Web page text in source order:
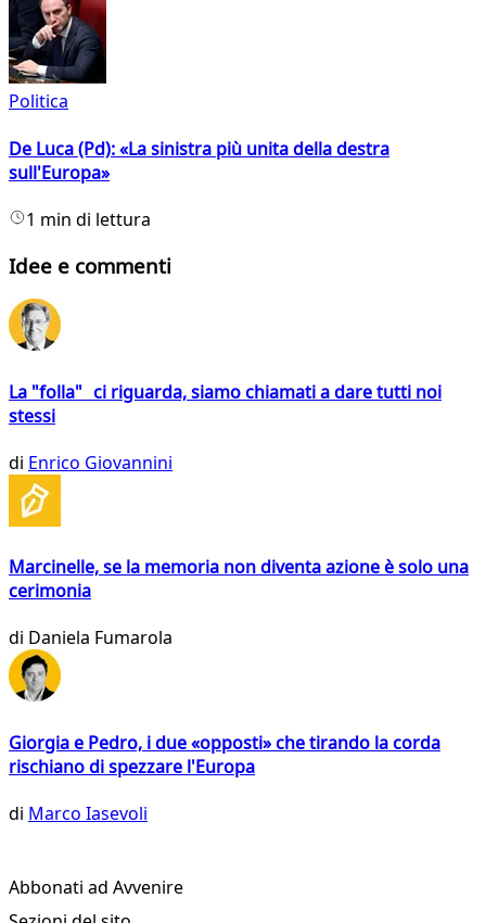
Politica
De Luca (Pd): «La sinistra più unita della destra
sull'Europa»
1 min di lettura
Idee e commenti
La "folla" ci riguarda, siamo chiamati a dare tutti noi
stessi
di Enrico Giovannini
Marcinelle, se la memoria non diventa azione è solo una
cerimonia
di Daniela Fumarola
Giorgia e Pedro, i due «opposti» che tirando la corda
rischiano di spezzare l'Europa
di Marco Iasevoli
Abbonati ad Avvenire